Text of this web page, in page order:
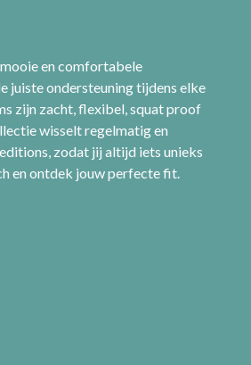
en comfortabele
juiste ondersteuning tijdens elke
zijn zacht, flexibel, squat proof
wisselt regelmatig en
zodat jij altijd iets unieks
en ontdek jouw perfecte fit.